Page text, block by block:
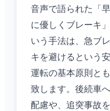
音声で語られた「
に優しくブレーキ
いう手法は、急ブ
キを避けるという
運転の基本原則と
致します。後続車
配慮や、追突事故